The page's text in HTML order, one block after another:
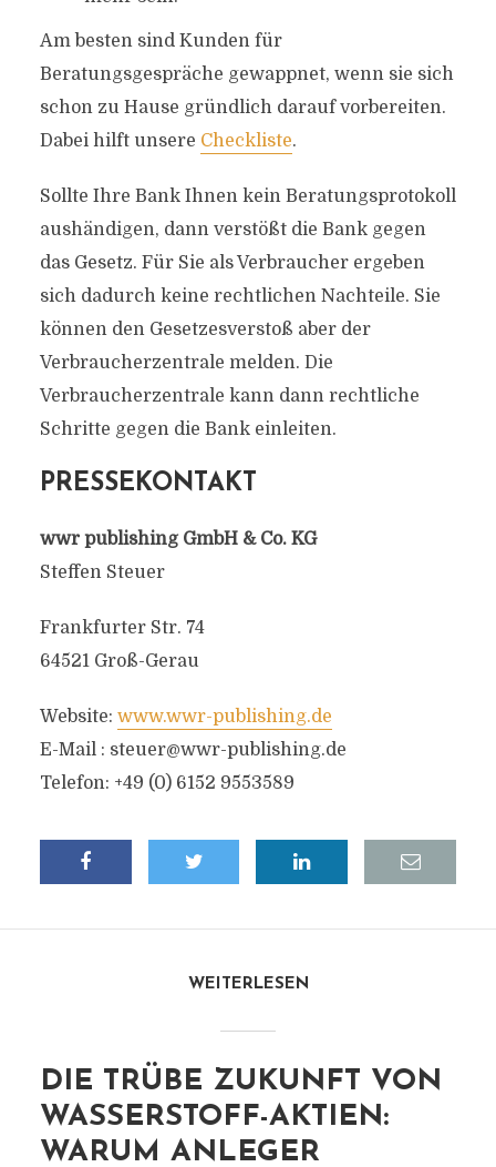
Am besten sind Kunden für
Beratungsgespräche gewappnet, wenn sie sich
schon zu Hause gründlich darauf vorbereiten.
Dabei hilft unsere Checkliste.
Sollte Ihre Bank Ihnen kein Beratungsprotokoll
aushändigen, dann verstößt die Bank gegen
das Gesetz. Für Sie als Verbraucher ergeben
sich dadurch keine rechtlichen Nachteile. Sie
können den Gesetzesverstoß aber der
Verbraucherzentrale melden. Die
Verbraucherzentrale kann dann rechtliche
Schritte gegen die Bank einleiten.
PRESSEKONTAKT
wwr publishing GmbH & Co. KG
Steffen Steuer
Frankfurter Str. 74
64521 Groß-Gerau
Website: www.wwr-publishing.de
E-Mail : steuer@wwr-publishing.de
Telefon: +49 (0) 6152 9553589
WEITERLESEN
DIE TRÜBE ZUKUNFT VON
WASSERSTOFF-AKTIEN:
WARUM ANLEGER